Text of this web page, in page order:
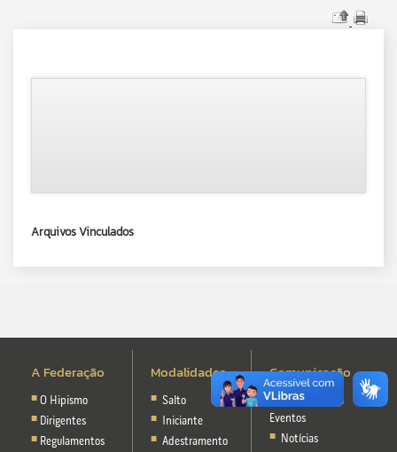
Arquivos Vinculados
A Federação
O Hipismo
Dirigentes
Regulamentos
Modalidades
Salto
Iniciante
Adestramento
Comunicação
Calendário de
Eventos
Notícias